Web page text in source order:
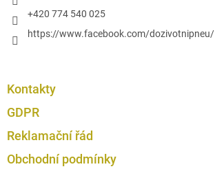
+420 774 540 025
https://www.facebook.com/dozivotnipneu/
Kontakty
GDPR
Reklamační řád
Obchodní podmínky